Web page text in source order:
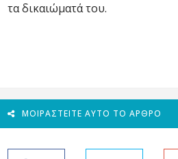
τα δικαιώματά του.
ΜΟΙΡΑΣΤΕΊΤΕ ΑΥΤΌ ΤΟ ΆΡΘΡΟ